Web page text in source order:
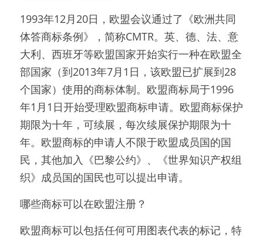
1993年12月20日，欧盟会议通过了《欧洲共同
体答商标条例》，简称CMTR。英、德、法、意
大利、西班牙等欧盟国家开始实行一种在欧盟全
部国家（到2013年7月1日，该欧盟已扩展到28
个国家）使用的商标体制。欧盟商标局于1996
年1月1日开始受理欧盟商标申请。欧盟商标保护
期限为十年，可续展，每次续展保护期限为十
年。欧盟商标的申请人不限于欧盟成员国的国
民，其他加入《巴黎公约》、《世界知识产权组
织》成员国的国民也可以提出申请。
哪些商标可以在欧盟注册？
欧盟商标可以包括任何可用图表代表的标记，特